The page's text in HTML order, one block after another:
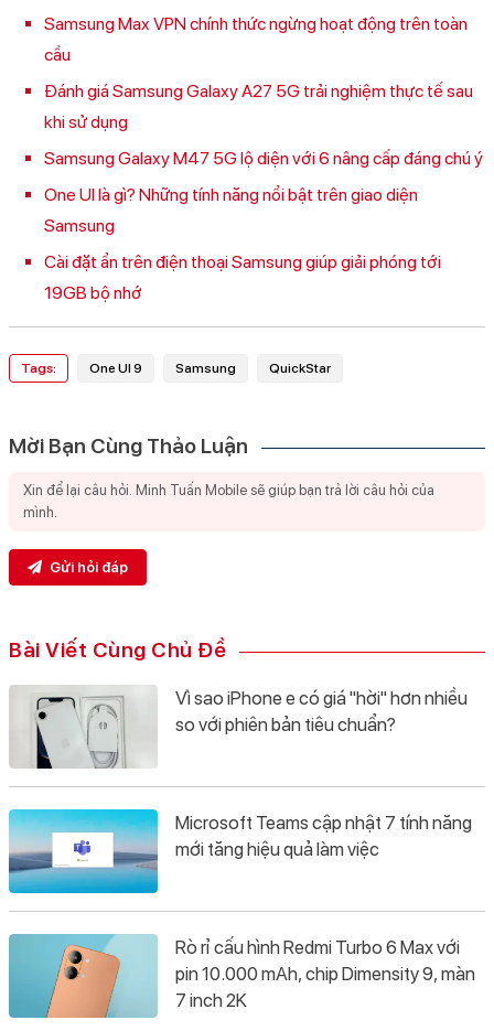
Samsung Max VPN chính thức ngừng hoạt động trên toàn
cầu
Đánh giá Samsung Galaxy A27 5G trải nghiệm thực tế sau
khi sử dụng
Samsung Galaxy M47 5G lộ diện với 6 nâng cấp đáng chú ý
One UI là gì? Những tính năng nổi bật trên giao diện
Samsung
Cài đặt ẩn trên điện thoại Samsung giúp giải phóng tới
19GB bộ nhớ
Tags: One UI 9 Samsung QuickStar
Mời Bạn Cùng Thảo Luận
Gửi hỏi đáp
Bài Viết Cùng Chủ Đề
Vì sao iPhone e có giá "hời" hơn nhiều
so với phiên bản tiêu chuẩn?
Microsoft Teams cập nhật 7 tính năng
mới tăng hiệu quả làm việc
Rò rỉ cấu hình Redmi Turbo 6 Max với
pin 10.000 mAh, chip Dimensity 9, màn
7 inch 2K